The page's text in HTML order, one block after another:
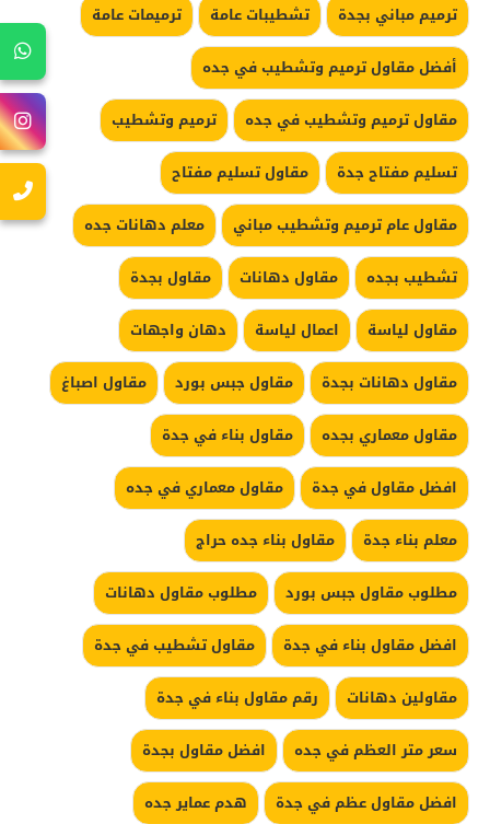
ترميم مباني بجدة
تشطيبات عامة
ترميمات عامة
أفضل مقاول ترميم وتشطيب في جده
مقاول ترميم وتشطيب في جده
ترميم وتشطيب
تسليم مفتاح جدة
مقاول تسليم مفتاح
مقاول عام ترميم وتشطيب مباني
معلم دهانات جده
تشطيب بجده
مقاول دهانات
مقاول بجدة
مقاول لياسة
اعمال لياسة
دهان واجهات
مقاول دهانات بجدة
مقاول جبس بورد
مقاول اصباغ
مقاول معماري بجده
مقاول بناء في جدة
افضل مقاول في جدة
مقاول معماري في جده
معلم بناء جدة
مقاول بناء جده حراج
مطلوب مقاول جبس بورد
مطلوب مقاول دهانات
افضل مقاول بناء في جدة
مقاول تشطيب في جدة
مقاولين دهانات
رقم مقاول بناء في جدة
سعر متر العظم في جده
افضل مقاول بجدة
افضل مقاول عظم في جدة
هدم عماير جده